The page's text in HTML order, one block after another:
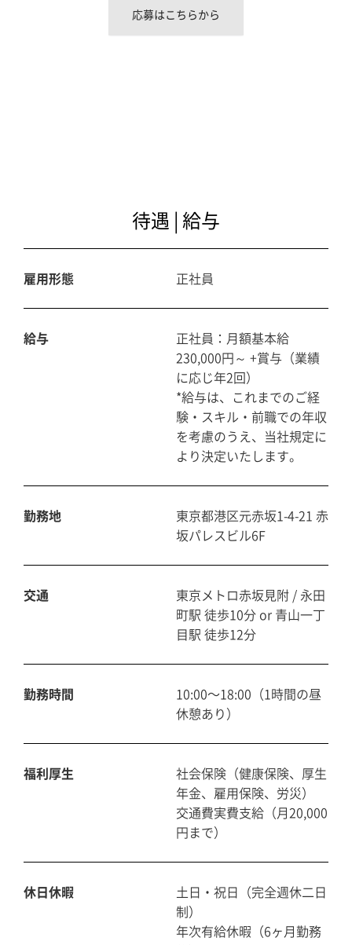
応募はこちらから
待遇 | 給与
雇用形態 正社員
給与
正社員：月額基本給
230,000円～ +賞与（業績
に応じ年2回）
*給与は、これまでのご経
験・スキル・前職での年収
を考慮のうえ、当社規定に
より決定いたします。
勤務地
東京都港区元赤坂1-4-21 赤
坂パレスビル6F
交通
東京メトロ赤坂見附 / 永田
町駅 徒歩10分 or 青山一丁
目駅 徒歩12分
勤務時間
10:00〜18:00（1時間の昼
休憩あり）
福利厚生
社会保険（健康保険、厚生
年金、雇用保険、労災）
交通費実費支給（月20,000
円まで）
休日休暇
土日・祝日（完全週休二日
制）
年次有給休暇（6ヶ月勤務